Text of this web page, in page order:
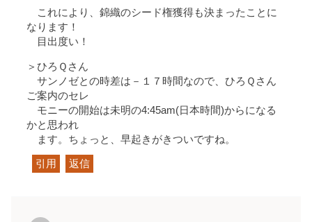
これにより、錦織のシード権獲得も決まったことに
なります！
目出度い！
＞ひろＱさん
サンノゼとの時差は－１７時間なので、ひろＱさん
ご案内のセレ
モニーの開始は未明の4:45am(日本時間)からになる
かと思われ
ます。ちょっと、早起きがきついですね。
引用 返信